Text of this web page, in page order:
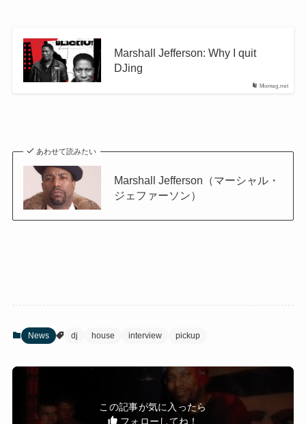
Mixmag.net
Marshall Jefferson: Why I quit
DJing
あわせて読みたい
Marshall Jefferson（マーシャル・
ジェファーソン）
News dj house interview pickup
この記事が気に入ったら
フォローしてね！